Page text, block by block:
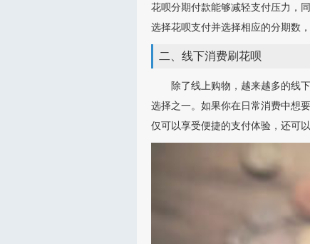
花呗分期付款能够减轻支付压力，
选择花呗支付并选择相应的分期数
二、线下消费刷花呗
除了线上购物，越来越多的线
选择之一。如果你在日常消费中想
仅可以享受便捷的支付体验，还可